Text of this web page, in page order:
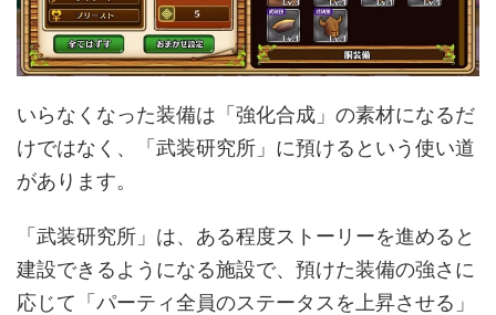
いらなくなった装備は「強化合成」の素材になるだ
けではなく、「武装研究所」に預けるという使い道
があります。
「武装研究所」は、ある程度ストーリーを進めると
建設できるようになる施設で、預けた装備の強さに
応じて「パーティ全員のステータスを上昇させる」